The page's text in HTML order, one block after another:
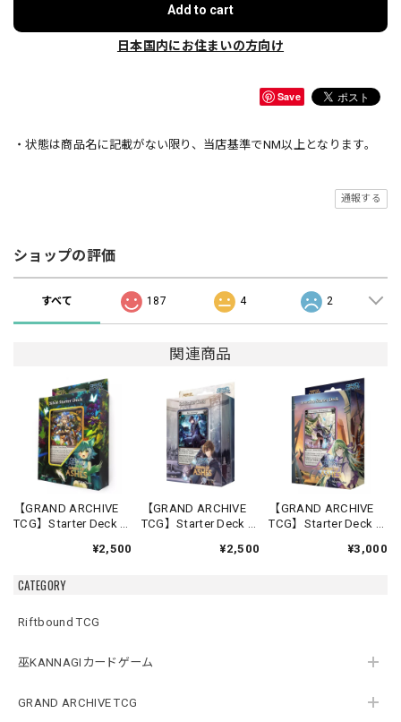
CATEGORY
Riftbound TCG
巫KANNAGIカードゲーム
GRAND ARCHIVE TCG
Add to cart
日本国内にお住まいの方向け
Save
・状態は商品名に記載がない限り、当店基準でNM以上となります。
通報する
ショップの評価
すべて 187 4 2
関連商品
【GRAND ARCHIVE
TCG】Starter Deck -
Ashes】《英語版》
¥2,500
【GRAND ARCHIVE
TCG】Starter Deck -
Ashes】《英語版》
¥2,500
【GRAND ARCHIVE
TCG】Starter Deck -
Ashes】《英語版》
¥3,000